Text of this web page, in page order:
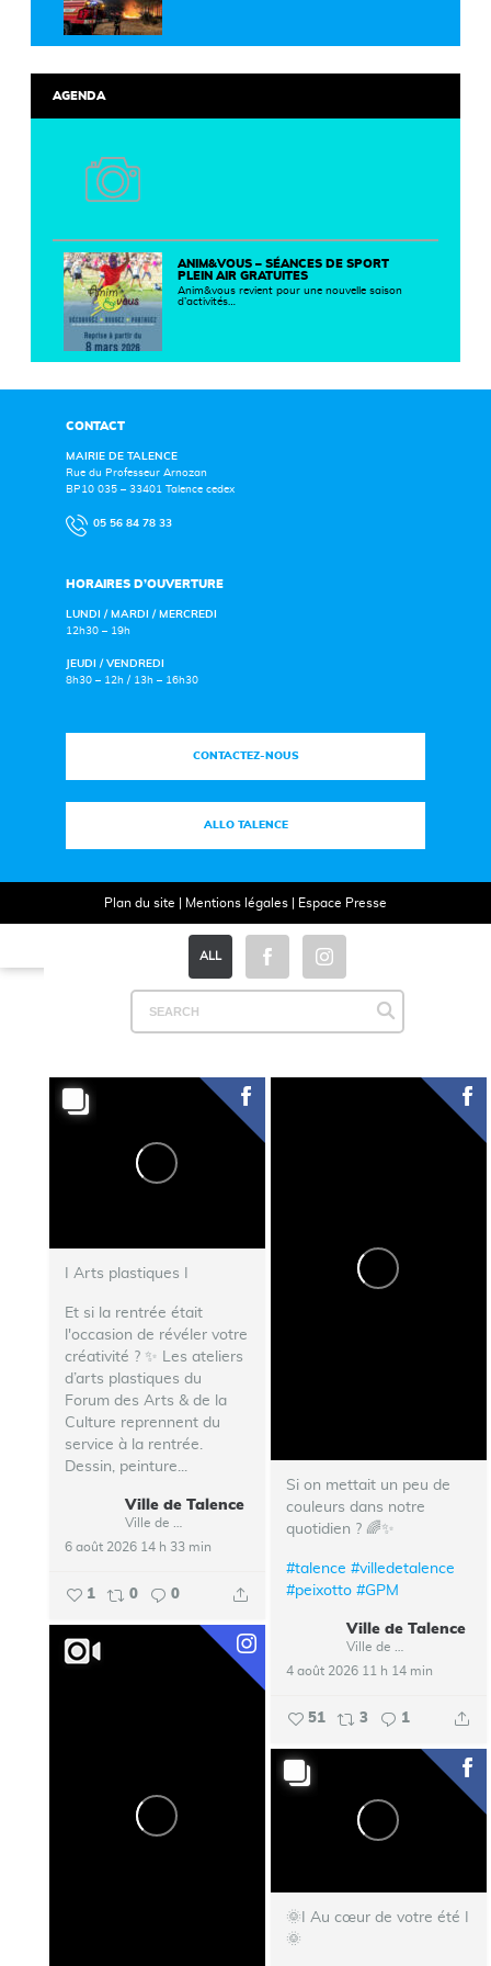
ALL
I Arts plastiques I
Et si la rentrée était
l'occasion de révéler votre
créativité ? ✨ Les ateliers
d’arts plastiques du
Forum des Arts & de la
Culture reprennent du
service à la rentrée.
Dessin, peinture...
Ville de Talence
6 août 2026 14 h 33 min
1 0 0
Si on mettait un peu de
couleurs dans notre
quotidien ? 🌈✨
#talence #villedetalence
#peixotto #GPM
Ville de Talence
4 août 2026 11 h 14 min
51 3 1
🌞I Au cœur de votre été I
🌞
AGENDA
ANIM&VOUS – SÉANCES DE SPORT
PLEIN AIR GRATUITES
Anim&vous revient pour une nouvelle saison
d’activités…
CONTACT
MAIRIE DE TALENCE
Rue du Professeur Arnozan
BP10 035 – 33401 Talence cedex
05 56 84 78 33
HORAIRES D’OUVERTURE
LUNDI / MARDI / MERCREDI
12h30 – 19h
JEUDI / VENDREDI
8h30 – 12h / 13h – 16h30
CONTACTEZ-NOUS
ALLO TALENCE
Plan du site Mentions légales| Espace Presse